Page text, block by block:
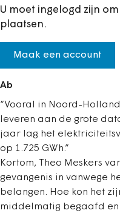
U moet ingelogd zijn
plaatsen.
Maak een account
Ab
“Vooral in Noord-
leveren aan de grote
jaar lag het
op 1.725 GWh.”
Kortom, Theo Meskers
gevangenis in vanwege
belangen. Hoe kon het
middelmatig begaafd en